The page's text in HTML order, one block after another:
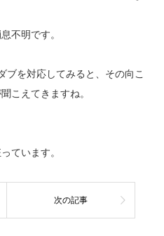
不明です。
ブを対応してみると、その向こ
こえてきますね。
ています。
次の記事